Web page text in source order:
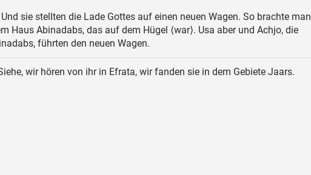
Und sie stellten die Lade Gottes auf einen neuen Wagen. So brachte man
Haus Abinadabs, das auf dem Hügel ⟨war⟩. Usa aber und Achjo, die
führten den neuen Wagen.
wir hören von ihr in Efrata, wir fanden sie in dem Gebiete Jaars.